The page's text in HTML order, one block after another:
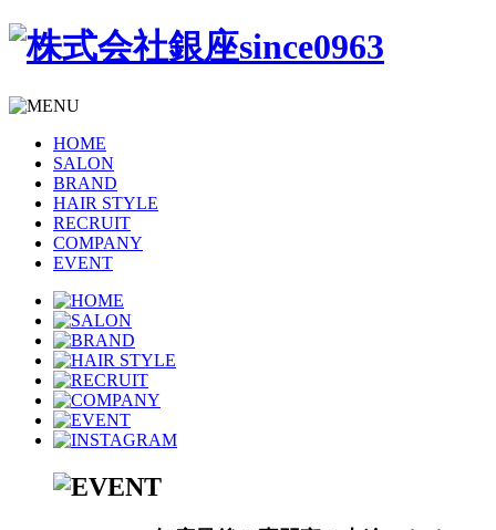
HOME
SALON
BRAND
HAIR STYLE
RECRUIT
COMPANY
EVENT